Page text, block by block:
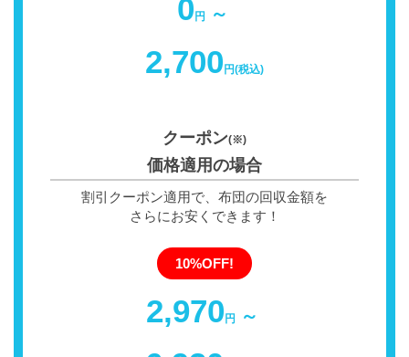
0 円 ～
2,700 円(税込)
クーポン(※)
価格適用の場合
割引クーポン適用で、布団の回収金額を
さらにお安くできます！
10%OFF!
2,970 円 ～